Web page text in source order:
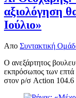
αξιολόγηση
Ιούλιο»
Απο Συντακτική
Ο ανεξάρτητος
εκπρόσωπος των επτά
στον ρ/σ Action 104.6